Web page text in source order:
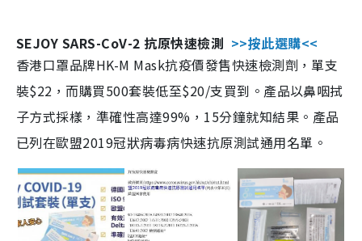
SEJOY SARS-CoV-2 抗原快速檢測 >>按此選購<<
香港口罩品牌HK-M Mask抗疫價發售快速檢測劑，單支
裝$22，而購買500套裝低至$20/支買到。產品以鼻咽拭
子方式採樣，準確性高達99%，15分鐘就知結果。產品
已列在歐盟2019冠狀病毒病快速抗原測試通用名單。